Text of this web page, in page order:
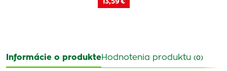
13,59 €
Informácie o produkteHodnotenia produktu (0)